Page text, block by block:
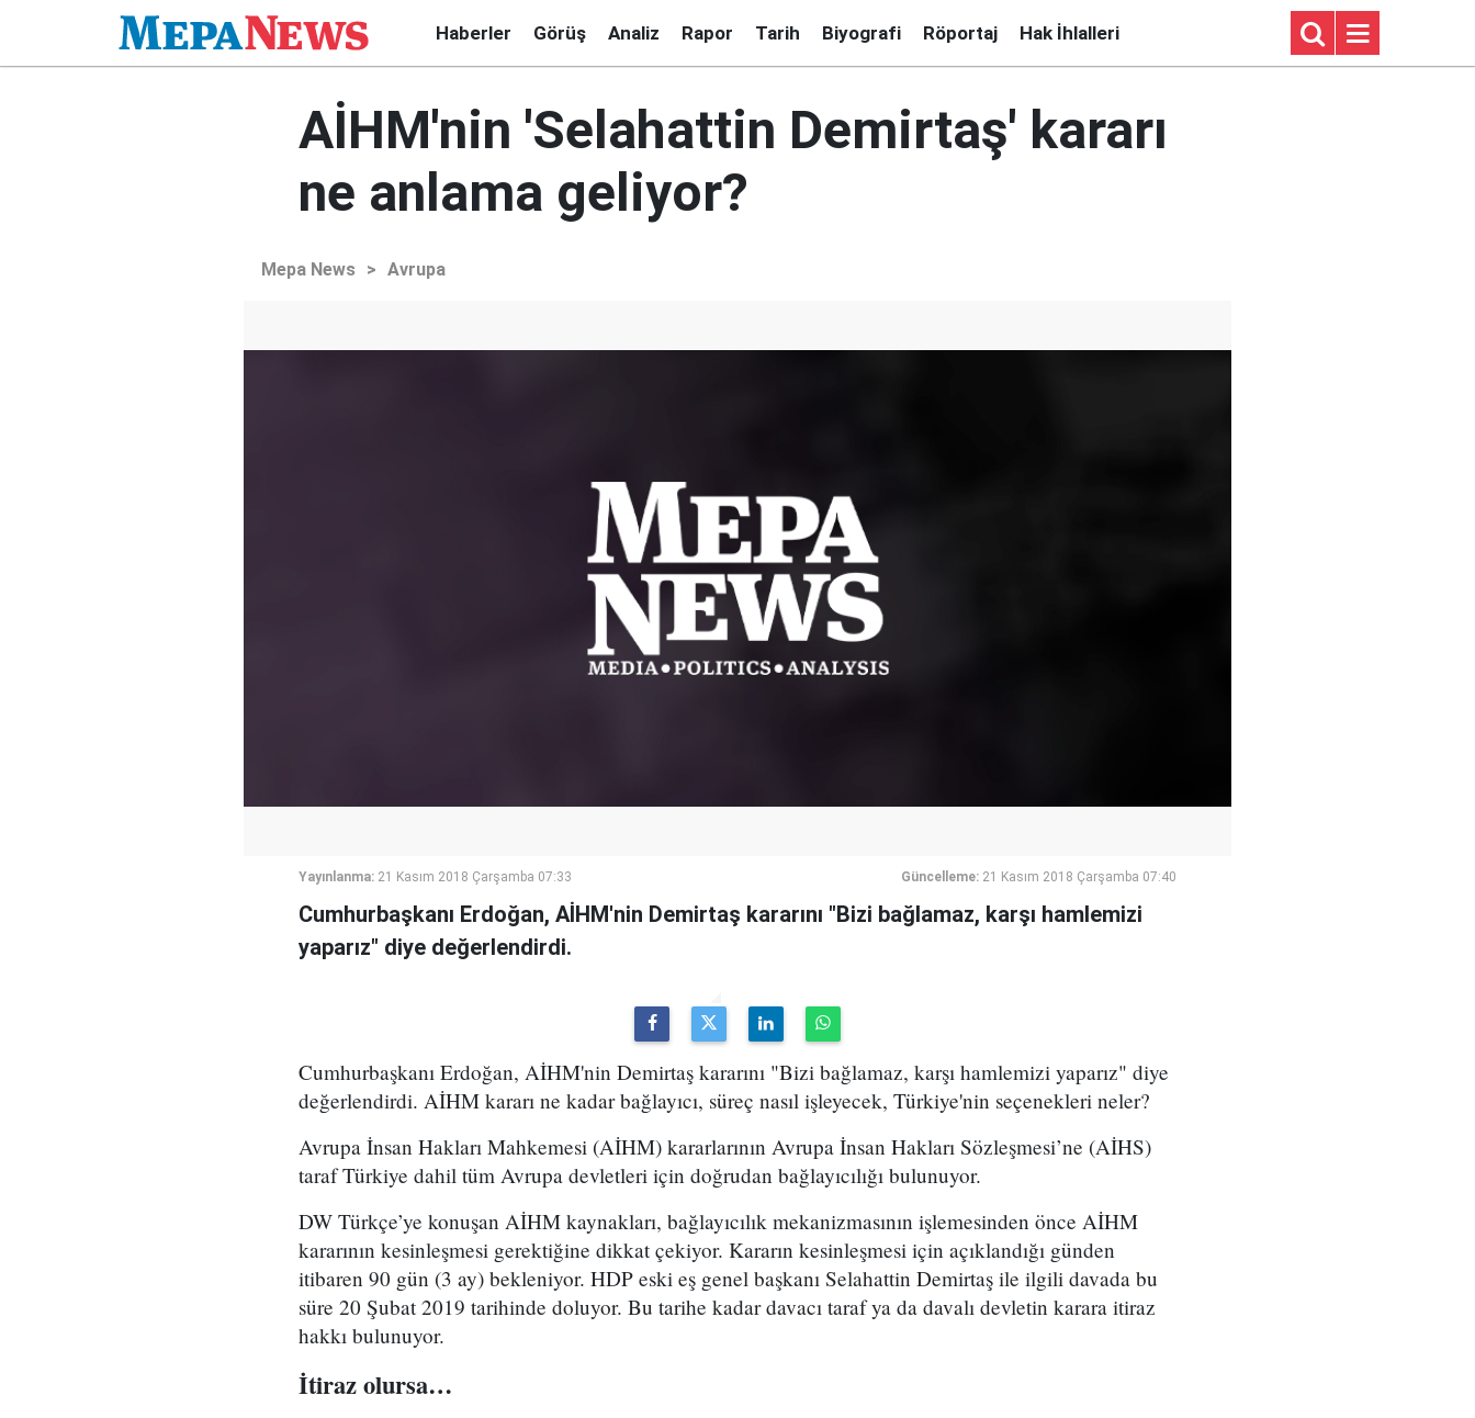
Haberler Görüş Analiz Rapor Tarih Biyografi Röportaj Hak İhlalleri
AİHM'nin 'Selahattin Demirtaş' kararı
ne anlama geliyor?
Mepa News > Avrupa
Yayınlanma: 21 Kasım 2018 Çarşamba 07:33 Güncelleme: 21 Kasım 2018 Çarşamba 07:40
Cumhurbaşkanı Erdoğan, AİHM'nin Demirtaş kararını "Bizi bağlamaz, karşı hamlemizi
yaparız" diye değerlendirdi.
Cumhurbaşkanı Erdoğan, AİHM'nin Demirtaş kararını "Bizi bağlamaz, karşı hamlemizi yaparız" diye
değerlendirdi. AİHM kararı ne kadar bağlayıcı, süreç nasıl işleyecek, Türkiye'nin seçenekleri neler?
Avrupa İnsan Hakları Mahkemesi (AİHM) kararlarının Avrupa İnsan Hakları Sözleşmesi’ne (AİHS)
taraf Türkiye dahil tüm Avrupa devletleri için doğrudan bağlayıcılığı bulunuyor.
DW Türkçe’ye konuşan AİHM kaynakları, bağlayıcılık mekanizmasının işlemesinden önce AİHM
kararının kesinleşmesi gerektiğine dikkat çekiyor. Kararın kesinleşmesi için açıklandığı günden
itibaren 90 gün (3 ay) bekleniyor. HDP eski eş genel başkanı Selahattin Demirtaş ile ilgili davada bu
süre 20 Şubat 2019 tarihinde doluyor. Bu tarihe kadar davacı taraf ya da davalı devletin karara itiraz
hakkı bulunuyor.
İtiraz olursa…